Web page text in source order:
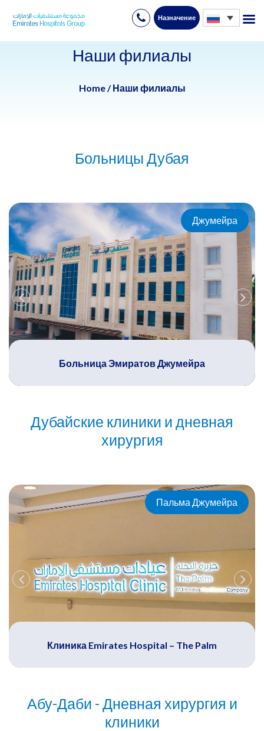
Skip
Назначение
Наши филиалы
Home/Наши филиалы
Больницы Дубая
Больница Эмиратов Джумейра
Джумейра
Дубайские клиники и дневная
хирургия
Клиника Emirates Hospital – The Palm
Пальма Джумейра
Абу-Даби - Дневная хирургия и
клиники